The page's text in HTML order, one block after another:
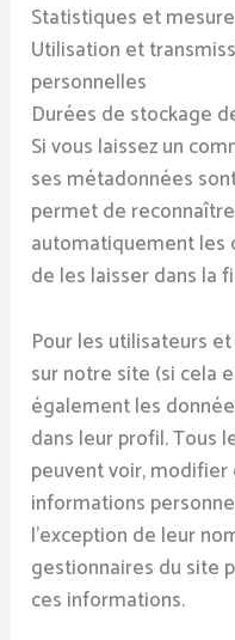
Statistiques et
Utilisation et
personnelles
Durées de stockage
Si vous laissez un
ses métadonnées
permet de
automatiquement les
de les laisser dans la
Pour les utilisateurs
sur notre site (si cela
également les
dans leur profil. Tous
peuvent voir,
informations
l’exception de leur
gestionnaires du site
ces informations.